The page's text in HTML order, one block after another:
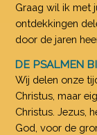
Graag wil ik met
ontdekkingen
door de jaren
DE PSALMEN
Wij delen onze
Christus, maar
Christus. Jezus,
God, voor de